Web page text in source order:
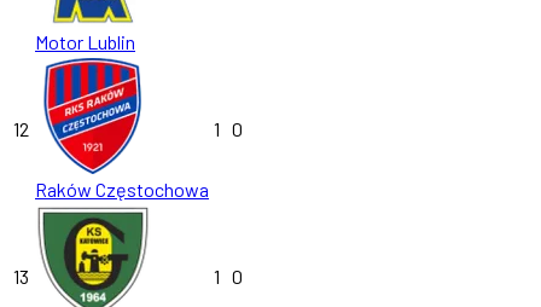
Motor Lublin
12
Raków Częstochowa
1 0
13 1 0